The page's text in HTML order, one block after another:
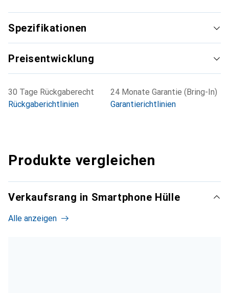
Wahl für den anspruchsvollen Kunden.
Spezifikationen
Preisentwicklung
30 Tage Rückgaberecht
Rückgaberichtlinien
24 Monate Garantie (Bring-In)
Garantierichtlinien
Produkte vergleichen
Verkaufsrang in Smartphone Hülle
Alle anzeigen